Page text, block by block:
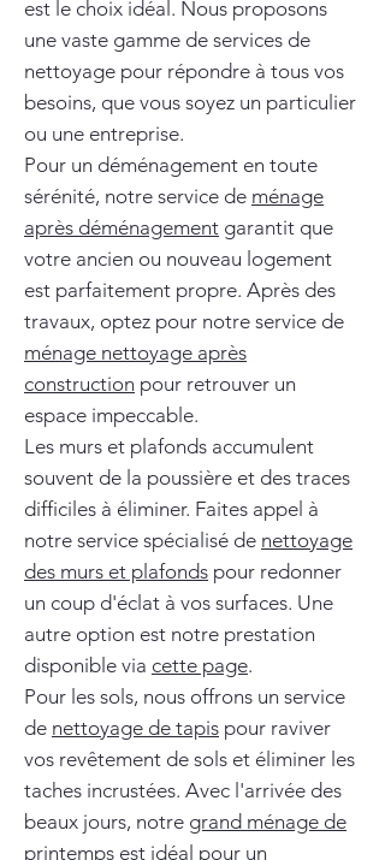
est le choix idéal. Nous proposons
une vaste gamme de services de
nettoyage pour répondre à tous vos
besoins, que vous soyez un particulier
ou une entreprise.
Pour un déménagement en toute
sérénité, notre service de ménage
après déménagement garantit que
votre ancien ou nouveau logement
est parfaitement propre. Après des
travaux, optez pour notre service de
ménage nettoyage après
construction pour retrouver un
espace impeccable.
Les murs et plafonds accumulent
souvent de la poussière et des traces
difficiles à éliminer. Faites appel à
notre service spécialisé de nettoyage
des murs et plafonds pour redonner
un coup d'éclat à vos surfaces. Une
autre option est notre prestation
disponible via cette page.
Pour les sols, nous offrons un service
de nettoyage de tapis pour raviver
vos revêtement de sols et éliminer les
taches incrustées. Avec l'arrivée des
beaux jours, notre grand ménage de
printemps est idéal pour un